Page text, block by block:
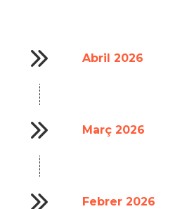
Abril 2026
Març 2026
Febrer 2026